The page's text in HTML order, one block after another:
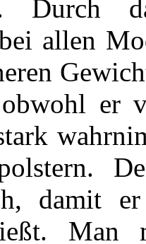
Durch
allen
er
damit
Man